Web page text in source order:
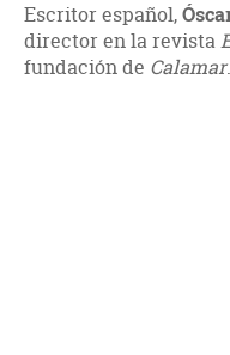
Escritor español,
director en la revista
fundación de Calamar.